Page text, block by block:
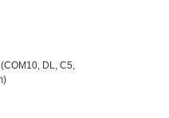
DL, C5,